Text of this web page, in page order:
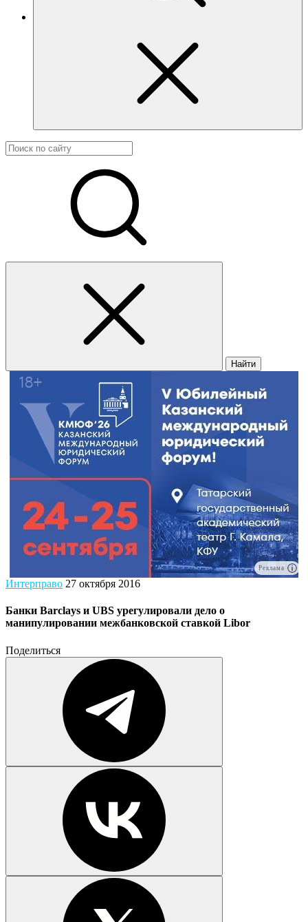
Найти
Реклама
Интерправо 27 октября 2016
Банки Barclays и UBS урегулировали дело о
манипулировании межбанковской ставкой Libor
Поделиться